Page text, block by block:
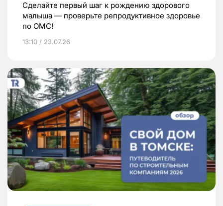
Сделайте первый шаг к рождению здорового
малыша — проверьте репродуктивное здоровье
по ОМС!
13:10 / 23.07.26